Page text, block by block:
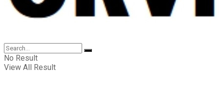
No Result
View All Result